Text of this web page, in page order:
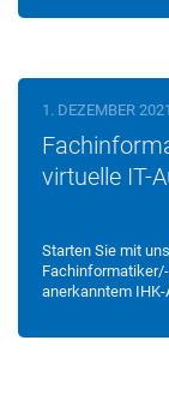
1. DEZEMBER 2021
virtuelle IT-
Starten Sie mit
anerkanntem